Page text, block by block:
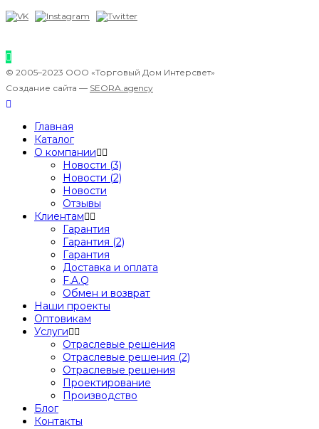
© 2005–2023 ООО «Торговый Дом Интерсвет»
Создание сайта — SEORA.agency
Главная
Каталог
О компании
Новости (3)
Новости (2)
Новости
Отзывы
Клиентам
Гарантия
Гарантия (2)
Гарантия
Доставка и оплата
F.A.Q
Обмен и возврат
Наши проекты
Оптовикам
Услуги
Отраслевые решения
Отраслевые решения (2)
Отраслевые решения
Проектирование
Производство
Блог
Контакты